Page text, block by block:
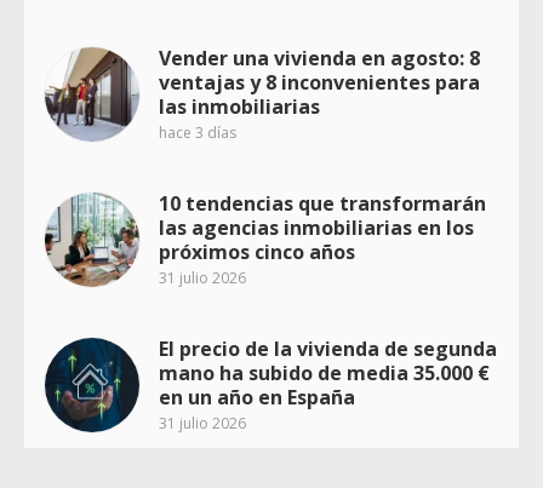
Vender una vivienda en agosto: 8
ventajas y 8 inconvenientes para
las inmobiliarias
hace 3 días
10 tendencias que transformarán
las agencias inmobiliarias en los
próximos cinco años
31 julio 2026
El precio de la vivienda de segunda
mano ha subido de media 35.000 €
en un año en España
31 julio 2026